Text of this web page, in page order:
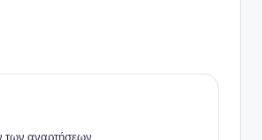
των αναρτήσεων